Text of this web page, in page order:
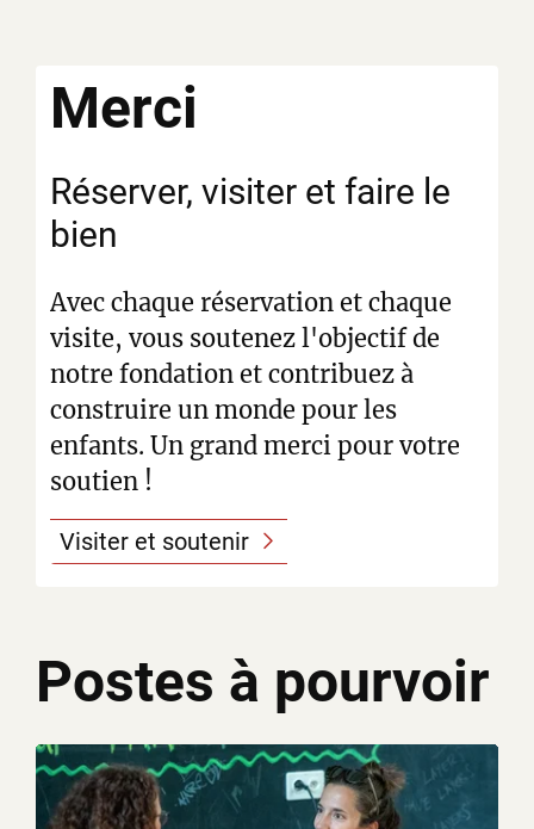
Merci
Réserver, visiter et faire le
bien
Avec chaque réservation et chaque
visite, vous soutenez l'objectif de
notre fondation et contribuez à
construire un monde pour les
enfants. Un grand merci pour votre
soutien !
Visiter et soutenir
Postes à pourvoir